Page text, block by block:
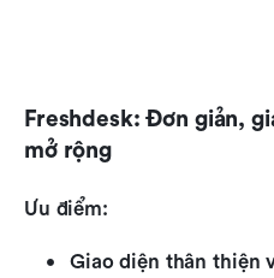
Freshdesk: Đơn giản,
mở rộng
Ưu điểm:
Giao diện thân thiện